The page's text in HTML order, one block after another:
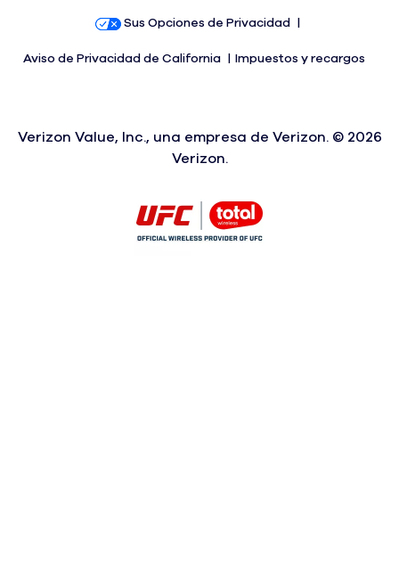
Sus Opciones de Privacidad
Aviso de Privacidad de California Impuestos y recargos
Verizon Value, Inc., una empresa de Verizon. © 2026
Verizon.